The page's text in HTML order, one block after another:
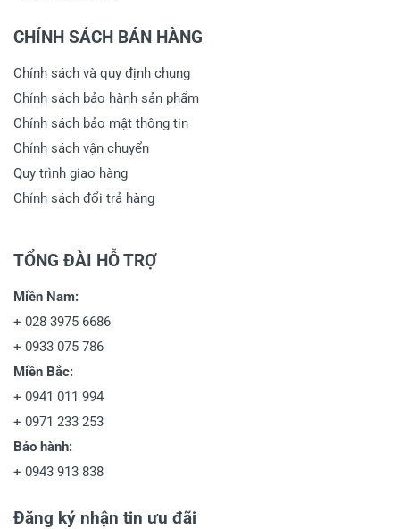
CHÍNH SÁCH BÁN HÀNG
Chính sách và quy định chung
Chính sách bảo hành sản phẩm
Chính sách bảo mật thông tin
Chính sách vận chuyển
Quy trình giao hàng
Chính sách đổi trả hàng
TỔNG ĐÀI HỖ TRỢ
Miền Nam:
+ 028 3975 6686
+ 0933 075 786
Miền Bắc:
+ 0941 011 994
+ 0971 233 253
Bảo hành:
+ 0943 913 838
Đăng ký nhận tin ưu đãi